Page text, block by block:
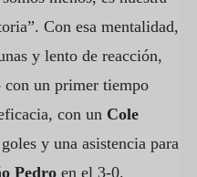
Con esa mentalidad,
y lento de reacción,
con un primer tiempo
con un Cole
y una asistencia para
Pedro en el 3-0.